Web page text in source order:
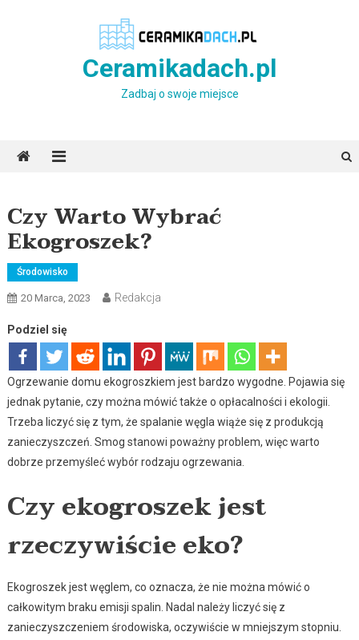
Ceramikadach.pl
Zadbaj o swoje miejsce
Czy Warto Wybrać
Ekogroszek?
Środowisko
20 Marca, 2023 Redakcja
Podziel się
Ogrzewanie domu ekogroszkiem jest bardzo wygodne. Pojawia się
jednak pytanie, czy można mówić także o opłacalności i ekologii.
Trzeba liczyć się z tym, że spalanie węgla wiąże się z produkcją
zanieczyszczeń. Smog stanowi poważny problem, więc warto
dobrze przemyśleć wybór rodzaju ogrzewania.
Czy ekogroszek jest
rzeczywiście eko?
Ekogroszek jest węglem, co oznacza, że nie można mówić o
całkowitym braku emisji spalin. Nadal należy liczyć się z
zanieczyszczeniem środowiska, oczywiście w mniejszym stopniu.